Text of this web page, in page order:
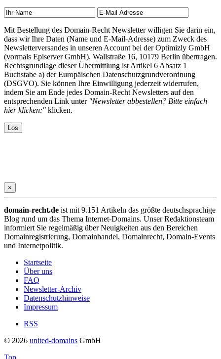
Mit Bestellung des Domain-Recht Newsletter willigen Sie darin ein,
dass wir Ihre Daten (Name und E-Mail-Adresse) zum Zweck des
Newsletterversandes in unseren Account bei der Optimizly GmbH
(vormals Episerver GmbH), Wallstraße 16, 10179 Berlin übertragen.
Rechtsgrundlage dieser Übermittlung ist Artikel 6 Absatz 1
Buchstabe a) der Europäischen Datenschutzgrundverordnung
(DSGVO). Sie können Ihre Einwilligung jederzeit widerrufen,
indem Sie am Ende jedes Domain-Recht Newsletters auf den
entsprechenden Link unter "Newsletter abbestellen? Bitte einfach
hier klicken:" klicken.
×
domain-recht.de ist mit 9.151 Artikeln das größte deutschsprachige
Blog rund um das Thema Internet-Domains. Unser Redaktionsteam
informiert Sie regelmäßig über Neuigkeiten aus den Bereichen
Domainregistrierung, Domainhandel, Domainrecht, Domain-Events
und Internetpolitik.
Startseite
Über uns
FAQ
Newsletter-Archiv
Datenschutzhinweise
Impressum
RSS
© 2026 united-domains GmbH